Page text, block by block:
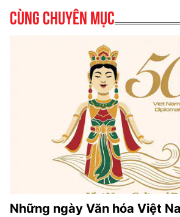
Cùng chuyên mục
Những ngày Văn hóa Việt